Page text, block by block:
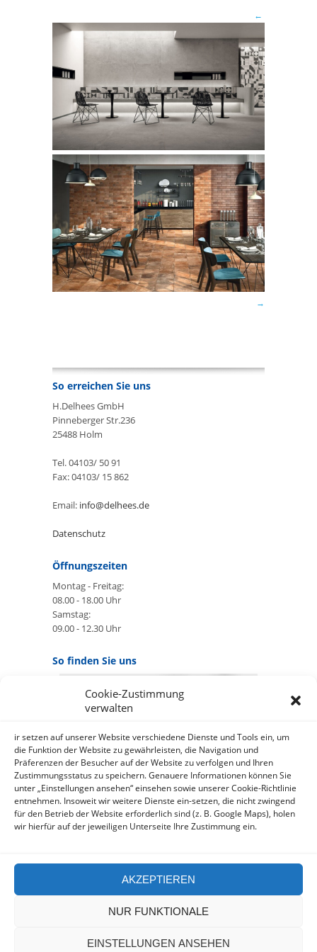
Cookie-Zustimmung
verwalten
ir setzen auf unserer Website verschiedene Dienste und Tools ein, um
die Funktion der Website zu gewährleisten, die Navigation und
Präferenzen der Besucher auf der Website zu verfolgen und Ihren
Zustimmungsstatus zu speichern. Genauere Informationen können Sie
unter „Einstellungen ansehen“ einsehen sowie unserer Cookie-Richtlinie
entnehmen. Insoweit wir weitere Dienste ein-setzen, die nicht zwingend
für den Betrieb der Website erforderlich sind (z. B. Google Maps), holen
wir hierfür auf der jeweiligen Unterseite Ihre Zustimmung ein.
AKZEPTIEREN
NUR FUNKTIONALE
EINSTELLUNGEN ANSEHEN
So erreichen Sie uns
H.Delhees GmbH
Pinneberger Str.236
25488 Holm
Tel. 04103/ 50 91
Fax: 04103/ 15 862
Email: info@delhees.de
Datenschutz
Öffnungszeiten
Montag - Freitag:
08.00 - 18.00 Uhr
Samstag:
09.00 - 12.30 Uhr
So finden Sie uns
GOOGLE MAPS:
AKZEPTIEREN
Anbieter: Google Ireland Limited
Bei der Nutzung dieses Dienstes
werden Daten an Google
über¬mittelt, außer¬dem ist es
wahr-scheinlich dass Google Daten
(z.B. Cookies) auf Ihrem Gerät
https://policies.google.com/privacy?
hl=de&gl=de